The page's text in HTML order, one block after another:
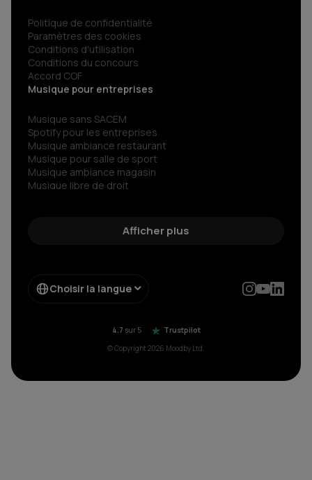
Politique de confidentialité
Paramètres des cookies
Conditions d'utilisation
Conditions du concours
Accord COF
Musique pour entreprises
Musique sans SACEM
Spotify pour les entreprises
Musique ambiance restaurant
Musique pour salle de sport
Musique ambiance magasin
Musique libre de droit
Découvrez le son libre de droit d’exception
Streaming musical pour votre entreprise
Afficher plus
Choisir la langue
4.7 sur 5
Trustpilot
© Copyright 2026 Moodby Ltd.